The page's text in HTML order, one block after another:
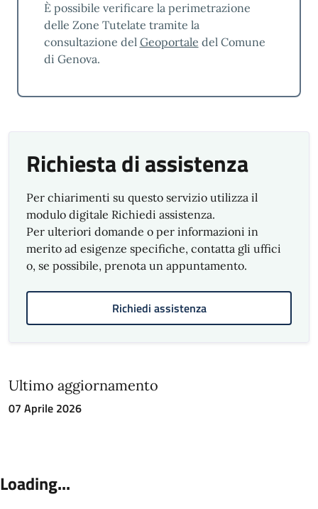
propri servizi a beneficio di tutte le parti
interessate.
Nel rispetto di questo principio sono avviate
2025 con la predisposizione, in attuazione
delle nuove specifiche tecniche del DM 26
Sportelli Unici per le Attività produttive
nazionale.
2) Implementazione di progetti di
informatizzazione: utilizzo definitivo
prosecuzione della formazione per gli uffici
Commercio in sede fissa e Pubblici esercizi
Segnalazione e reclami
SegnalaCi
È possibile verificare la perimetrazione
delle Zone Tutelate tramite la
consultazione del Geoportale del Comune
di Genova.
Richiesta di assistenza
Per chiarimenti su questo servizio utilizza il
modulo digitale Richiedi assistenza.
Per ulteriori domande o per informazioni in
merito ad esigenze specifiche, contatta gli uffici
o, se possibile, prenota un appuntamento.
Richiedi assistenza
Ultimo aggiornamento
07 Aprile 2026